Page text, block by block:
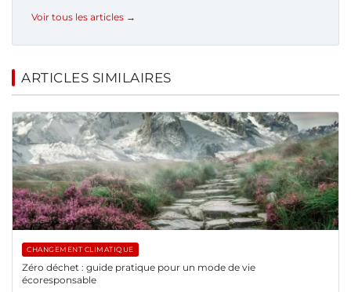
Voir tous les articles →
ARTICLES SIMILAIRES
CHANGEMENT CLIMATIQUE
Zéro déchet : guide pratique pour un mode de vie
écoresponsable